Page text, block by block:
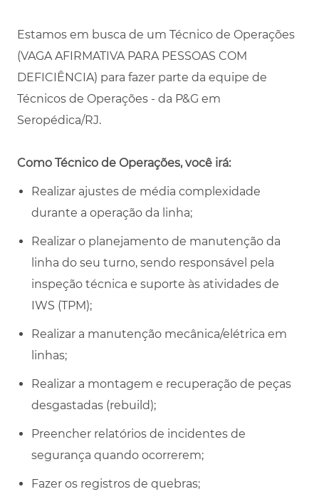
Estamos em busca de um Técnico de Operações
(VAGA AFIRMATIVA PARA PESSOAS COM
DEFICIÊNCIA) para fazer parte da equipe de
Técnicos de Operações - da P&G em
Seropédica/RJ.
Como Técnico de Operações, você irá:
Realizar ajustes de média complexidade
durante a operação da linha;
Realizar o planejamento de manutenção da
linha do seu turno, sendo responsável pela
inspeção técnica e suporte às atividades de
IWS (TPM);
Realizar a manutenção mecânica/elétrica em
linhas;
Realizar a montagem e recuperação de peças
desgastadas (rebuild);
Preencher relatórios de incidentes de
segurança quando ocorrerem;
Fazer os registros de quebras;